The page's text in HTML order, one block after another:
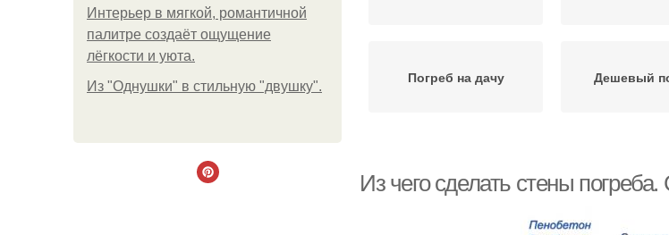
Интерьер в мягкой, романтичной
палитре создаёт ощущение
лёгкости и уюта.
Из "Однушки" в стильную "двушку".
Погреб на дачу Дешевый
почве
Из чего сделать стены